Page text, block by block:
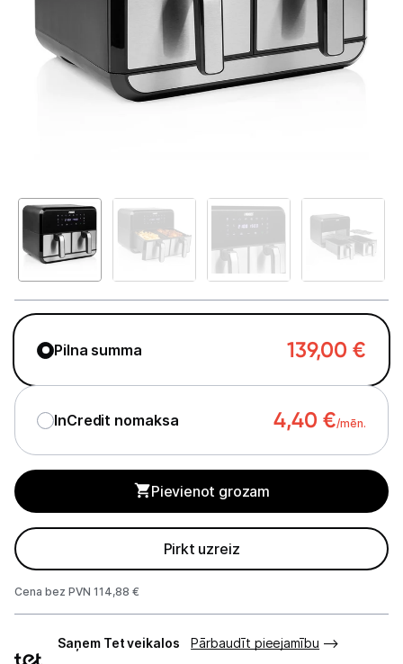
Telefoni, planšetdatori
Viedierīces
Sadzīves tehnika
Mazā tehnika
Kafijas pagatavošana
Blenderi
Mikseri
Virtuves kombaini
Tosteri
Sviestmaižu tosteri
Grili
Augļu žāvētāji
Pilna summa 139,00 €
InCredit nomaksa 4,40 €/mēn.
Pievienot grozam
Pirkt uzreiz
Cena bez PVN 114,88 €
veidi
Saņem Tet veikalos Pārbaudīt pieejamību